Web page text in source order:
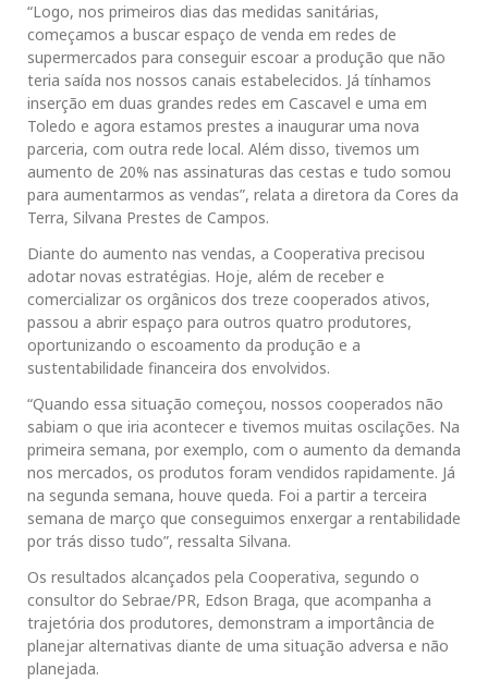
“Logo, nos primeiros dias das medidas sanitárias,
começamos a buscar espaço de venda em redes de
supermercados para conseguir escoar a produção que não
teria saída nos nossos canais estabelecidos. Já tínhamos
inserção em duas grandes redes em Cascavel e uma em
Toledo e agora estamos prestes a inaugurar uma nova
parceria, com outra rede local. Além disso, tivemos um
aumento de 20% nas assinaturas das cestas e tudo somou
para aumentarmos as vendas”, relata a diretora da Cores da
Terra, Silvana Prestes de Campos.
Diante do aumento nas vendas, a Cooperativa precisou
adotar novas estratégias. Hoje, além de receber e
comercializar os orgânicos dos treze cooperados ativos,
passou a abrir espaço para outros quatro produtores,
oportunizando o escoamento da produção e a
sustentabilidade financeira dos envolvidos.
“Quando essa situação começou, nossos cooperados não
sabiam o que iria acontecer e tivemos muitas oscilações. Na
primeira semana, por exemplo, com o aumento da demanda
nos mercados, os produtos foram vendidos rapidamente. Já
na segunda semana, houve queda. Foi a partir a terceira
semana de março que conseguimos enxergar a rentabilidade
por trás disso tudo”, ressalta Silvana.
Os resultados alcançados pela Cooperativa, segundo o
consultor do Sebrae/PR, Edson Braga, que acompanha a
trajetória dos produtores, demonstram a importância de
planejar alternativas diante de uma situação adversa e não
planejada.